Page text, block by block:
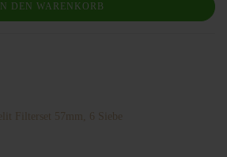
IN DEN WARENKORB